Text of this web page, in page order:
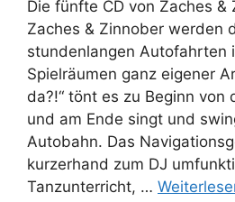
Die fünfte CD von Zaches &
Zaches & Zinnober werden
stundenlangen Autofahrten
Spielräumen ganz eigener
da?!“ tönt es zu Beginn von
und am Ende singt und
Autobahn. Das
kurzerhand zum DJ
Tanzunterricht, …